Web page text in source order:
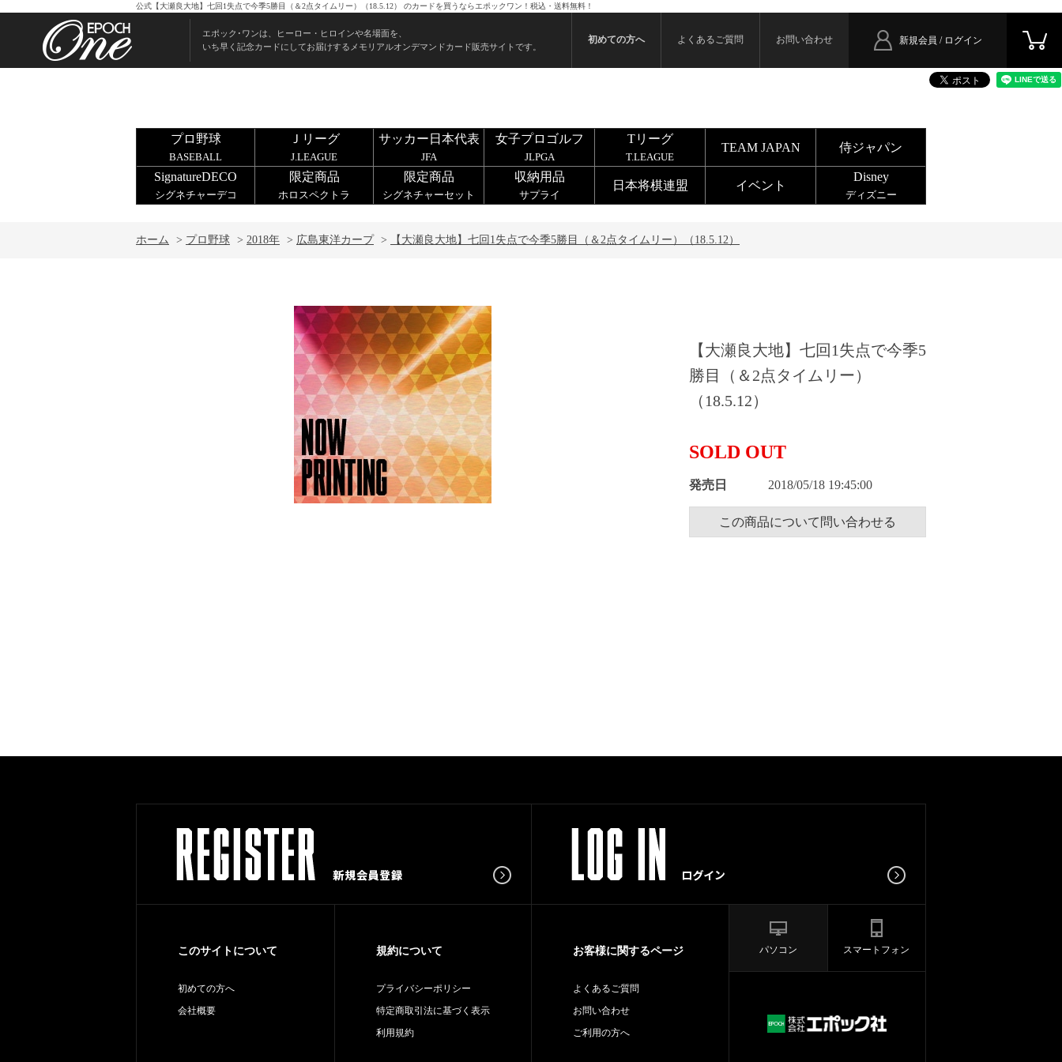
公式【大瀬良大地】七回1失点で今季5勝目（＆2点タイムリー）（18.5.12） のカードを買うならエポックワン！税込・送料無料！
エポック･ワンは、ヒーロー・ヒロインや名場面を、
いち早く記念カードにしてお届けするメモリアルオンデマンドカード販売サイトです。
新規会員 / ログイン
初めての方へ よくあるご質問 お問い合わせ
プロ野球
BASEBALL
Ｊリーグ
J.LEAGUE
サッカー日本代表
JFA
女子プロゴルフ
JLPGA
Tリーグ
T.LEAGUE
TEAM JAPAN 侍ジャパン
SignatureDECO
シグネチャーデコ
限定商品
ホロスペクトラ
限定商品
シグネチャーセット
収納用品
サプライ
日本将棋連盟 イベント
Disney
ディズニー
ホーム > プロ野球 > 2018年 > 広島東洋カープ > 【大瀬良大地】七回1失点で今季5勝目（＆2点タイムリー）（18.5.12）
【大瀬良大地】七回1失点で今季5
勝目（＆2点タイムリー）
（18.5.12）
SOLD OUT
発売日 2018/05/18 19:45:00
この商品について問い合わせる
このサイトについて
初めての方へ
会社概要
規約について
プライバシーポリシー
特定商取引法に基づく表示
利用規約
お客様に関するページ
よくあるご質問
お問い合わせ
ご利用の方へ
パソコン スマートフォン